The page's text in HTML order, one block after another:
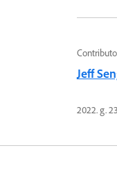
Jeff
2022. g.